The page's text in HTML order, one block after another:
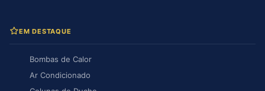
EM DESTAQUE
Bombas de Calor
Ar Condicionado